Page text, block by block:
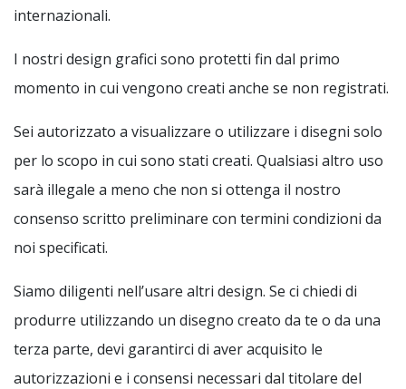
internazionali.
I nostri design grafici sono protetti fin dal primo
momento in cui vengono creati anche se non registrati.
Sei autorizzato a visualizzare o utilizzare i disegni solo
per lo scopo in cui sono stati creati. Qualsiasi altro uso
sarà illegale a meno che non si ottenga il nostro
consenso scritto preliminare con termini condizioni da
noi specificati.
Siamo diligenti nell’usare altri design. Se ci chiedi di
produrre utilizzando un disegno creato da te o da una
terza parte, devi garantirci di aver acquisito le
autorizzazioni e i consensi necessari dal titolare del